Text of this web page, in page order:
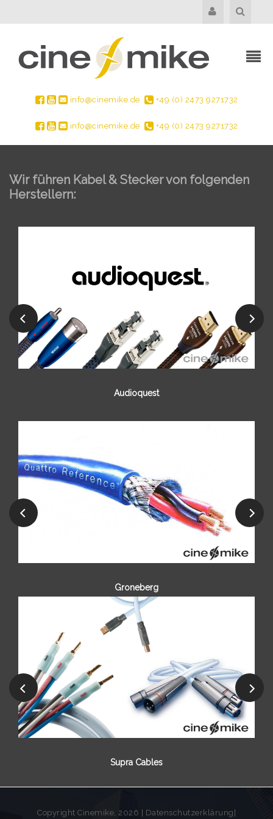
info@cinemike.de +49 (0) 2473 9271732
info@cinemike.de +49 (0) 2473 9271732
Wir führen Kabel & Stecker von folgenden
Herstellern:
Audioquest
Groneberg
Supra Cables
Copyright Cinemike, 2026 | Datenschutzerklärung